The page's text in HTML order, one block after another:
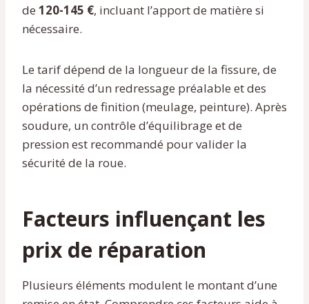
de 120-145 €, incluant l’apport de matière si
nécessaire.
Le tarif dépend de la longueur de la fissure, de
la nécessité d’un redressage préalable et des
opérations de finition (meulage, peinture). Après
soudure, un contrôle d’équilibrage et de
pression est recommandé pour valider la
sécurité de la roue.
Facteurs influençant les
prix de réparation
Plusieurs éléments modulent le montant d’une